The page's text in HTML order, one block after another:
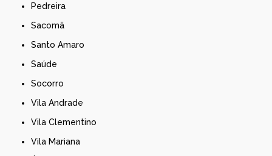
Pedreira
Sacomã
Santo Amaro
Saúde
Socorro
Vila Andrade
Vila Clementino
Vila Mariana